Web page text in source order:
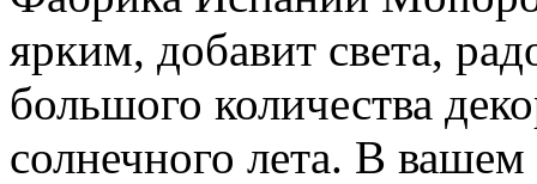
ярким, добавит света,
большого количества
солнечного лета. В